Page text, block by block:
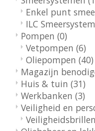
Enkel punt
ILC
Pompen (0)
Vetpompen (6)
Oliepompen (40)
Magazijn
Huis & tuin (31)
Werkbanken (3)
Veiligheid en
Veiligheidsbrillen